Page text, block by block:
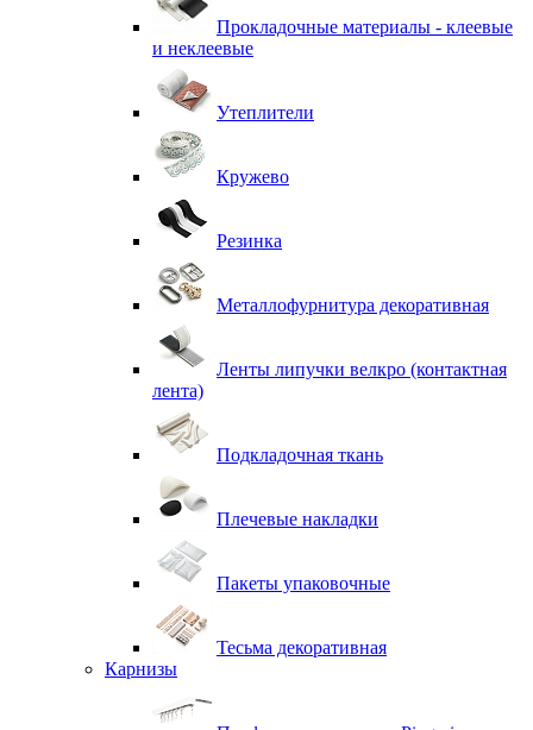
Прокладочные материалы - клеевые
и неклеевые
Утеплители
Кружево
Резинка
Металлофурнитура декоративная
Ленты липучки велкро (контактная
лента)
Подкладочная ткань
Плечевые накладки
Пакеты упаковочные
Тесьма декоративная
Карнизы